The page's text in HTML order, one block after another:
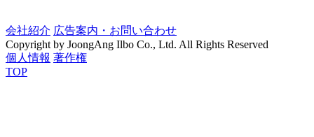
会社紹介 広告案内・お問い合わせ
Copyright by JoongAng Ilbo Co., Ltd. All Rights Reserved
個人情報 著作権
TOP